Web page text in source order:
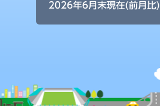
2026年6月末現在(前月比)